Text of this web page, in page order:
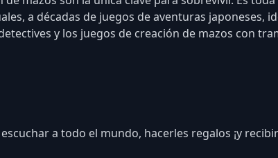
a décadas de juegos de aventuras japoneses,
y los juegos de creación de mazos con
a todo el mundo, hacerles regalos ¡y